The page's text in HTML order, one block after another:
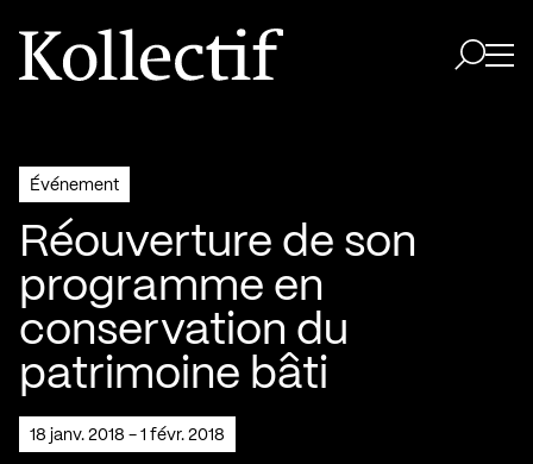
Aller à la page d'accueil
Logo Kollectif
Événement
Réouverture de son
programme en
conservation du
patrimoine bâti
18 janv. 2018 - 1 févr. 2018